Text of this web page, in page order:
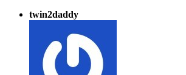
twin2daddy